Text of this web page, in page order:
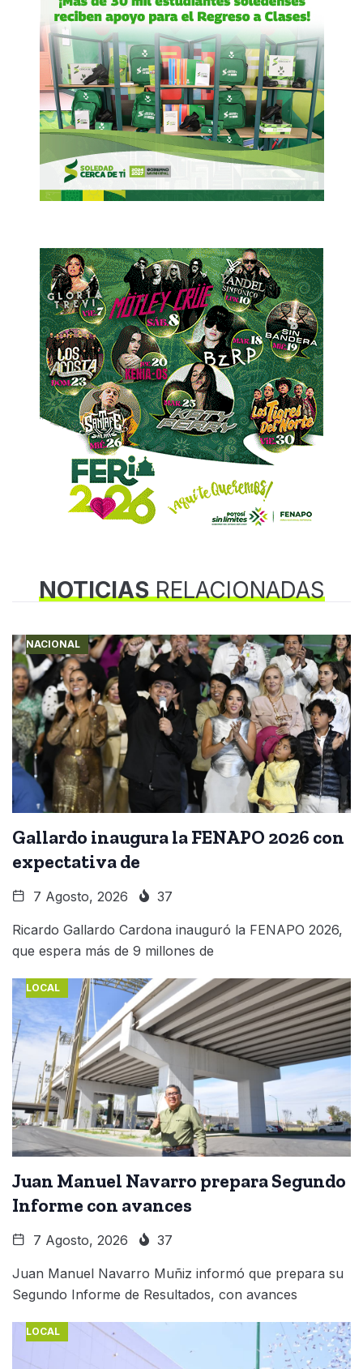
NOTICIASRELACIONADAS
NACIONAL
Gallardo inaugura la FENAPO 2026 con
expectativa de
7 Agosto, 2026 37
Ricardo Gallardo Cardona inauguró la FENAPO 2026,
que espera más de 9 millones de
LOCAL
Juan Manuel Navarro prepara Segundo
Informe con avances
7 Agosto, 2026 37
Juan Manuel Navarro Muñiz informó que prepara su
Segundo Informe de Resultados, con avances
LOCAL